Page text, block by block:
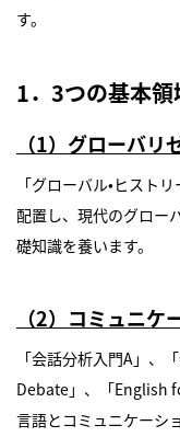
す。
1．3つの基本領
（1）グローバリ
「グローバル•ヒスト
配置し、現代のグロー
礎知識を養います。
（2）コミュニケ
「会話分析入門A」、
Debate」、「English
言語とコミュニケーシ